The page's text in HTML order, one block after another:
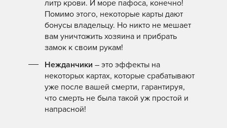
литр крови. И море пафоса, конечно!
Помимо этого, некоторые карты дают
бонусы владельцу. Но никто не мешает
вам уничтожить хозяина и прибрать
замок к своим рукам!
Нежданчики – это эффекты на
некоторых картах, которые срабатывают
уже после вашей смерти, гарантируя,
что смерть не была такой уж простой и
напрасной!